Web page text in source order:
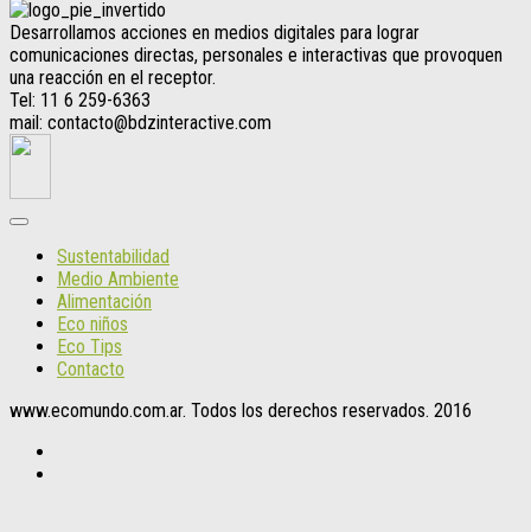
Desarrollamos acciones en medios digitales para lograr
comunicaciones directas, personales e interactivas que provoquen
una reacción en el receptor.
Tel: 11 6 259-6363
mail: contacto@bdzinteractive.com
Sustentabilidad
Medio Ambiente
Alimentación
Eco niños
Eco Tips
Contacto
www.ecomundo.com.ar. Todos los derechos reservados. 2016